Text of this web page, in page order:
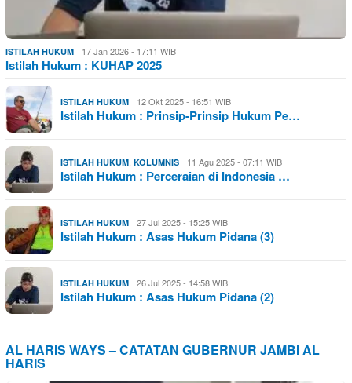
ISTILAH HUKUM 17 Jan 2026 - 17:11 WIB
Istilah Hukum : KUHAP 2025
ISTILAH HUKUM 12 Okt 2025 - 16:51 WIB
Istilah Hukum : Prinsip-Prinsip Hukum Pe…
ISTILAH HUKUM KOLUMNIS 11 Agu 2025 - 07:11 WIB
Istilah Hukum : Perceraian di Indonesia …
ISTILAH HUKUM 27 Jul 2025 - 15:25 WIB
Istilah Hukum : Asas Hukum Pidana (3)
ISTILAH HUKUM 26 Jul 2025 - 14:58 WIB
Istilah Hukum : Asas Hukum Pidana (2)
AL HARIS WAYS – CATATAN GUBERNUR JAMBI AL
HARIS